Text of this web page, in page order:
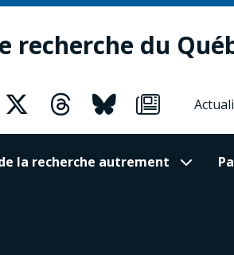
recherche du
la recherche autrement